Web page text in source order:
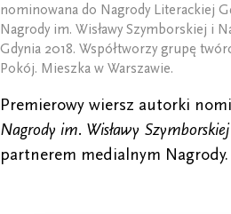
nominowana do Nagrody Literackiej
Nagrody im. Wisławy Szymborskiej i
Gdynia 2018. Współtworzy grupę
Pokój. Mieszka w Warszawie.
Premierowy wiersz autorki
Nagrody im. Wisławy
partnerem medialnym Nagrody.